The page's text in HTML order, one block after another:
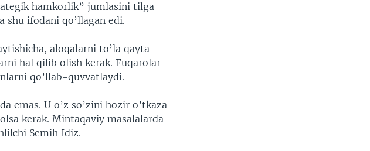
hamkorlik” jumlasini tilga
shu ifodani qo’llagan edi.
aloqalarni to’la qayta
hal qilib olish kerak. Fuqarolar
qo’llab-quvvatlaydi.
emas. U o’z so’zini hozir o’tkaza
kerak. Mintaqaviy masalalarda
Semih Idiz.